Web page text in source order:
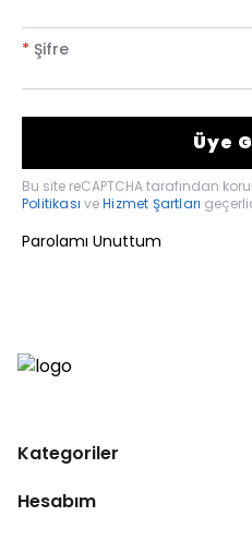
* Şifre
Üye
Bu site reCAPTCHA tarafından
PolitikasıveHizmet Şartları
Parolamı Unuttum
Kategoriler
Hesabım